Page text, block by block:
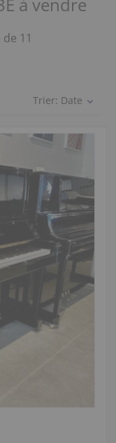
à vendre
11
Trier: Date